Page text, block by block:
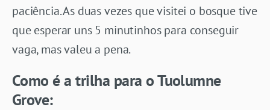
paciência. As duas vezes que visitei o bosque tive
que esperar uns 5 minutinhos para conseguir
vaga, mas valeu a pena.
Como é a trilha para o Tuolumne
Grove: